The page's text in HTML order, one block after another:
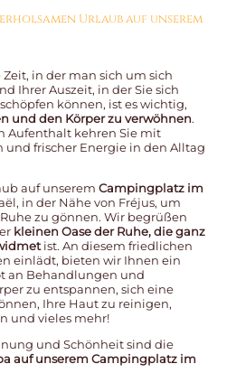
Urlaub auf unserem
in der man sich um sich
Ihrer Auszeit, in der Sie sich
können, ist es wichtig,
und den Körper zu verwöhnen.
Aufenthalt kehren Sie mit
frischer Energie in den Alltag
auf unserem Campingplatz im
in der Nähe von Fréjus, um
zu gönnen. Wir begrüßen
kleinen Oase der Ruhe, die ganz
ist. An diesem friedlichen
einlädt, bieten wir Ihnen ein
an Behandlungen und
zu entspannen, sich eine
Ihre Haut zu reinigen,
und vieles mehr!
und Schönheit sind die
auf unserem Campingplatz im